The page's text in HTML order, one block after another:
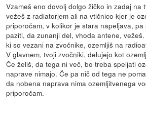
Vzameš eno dovolj dolgo žičko in zadaj na
vežeš z radiatorjem ali na vtičnico kjer je
priporočam, v kolikor je stara napeljava, pa
paziti, da zunanji del, vhoda antene,
ki so vezani na zvočnike, ozemljiš na
V glavnem, tvoji zvočniki, delujejo kot
Če želiš, da tega ni več, bo treba speljati
naprave nimajo. Če pa nič od tega ne
da nobena naprava nima ozemljitvenega
priporočam.